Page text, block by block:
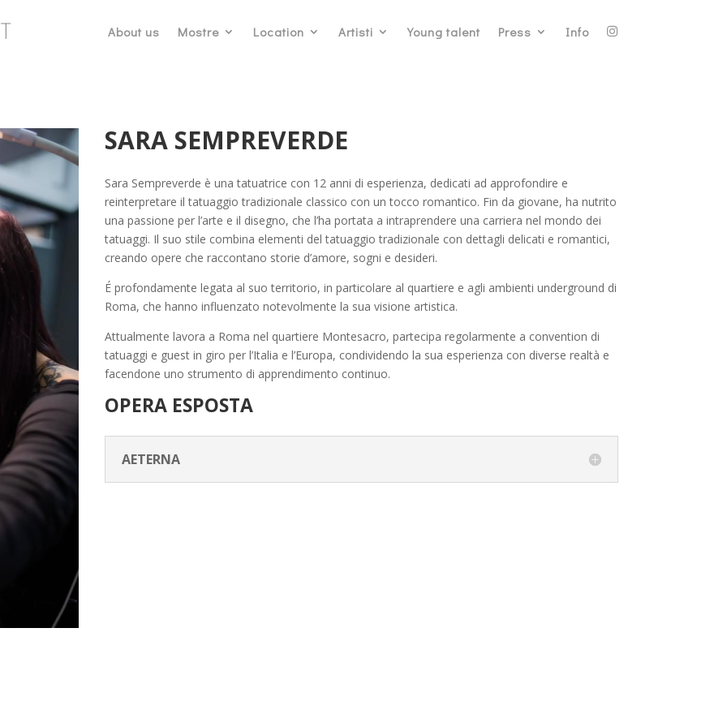
About us Mostre Location Artisti Young talent Press Info
SARA SEMPREVERDE
Sara Sempreverde è una tatuatrice con 12 anni di esperienza, dedicati ad approfondire e
reinterpretare il tatuaggio tradizionale classico con un tocco romantico. Fin da giovane, ha nutrito
una passione per l’arte e il disegno, che l’ha portata a intraprendere una carriera nel mondo dei
tatuaggi. Il suo stile combina elementi del tatuaggio tradizionale con dettagli delicati e romantici,
creando opere che raccontano storie d’amore, sogni e desideri.
É profondamente legata al suo territorio, in particolare al quartiere e agli ambienti underground di
Roma, che hanno influenzato notevolmente la sua visione artistica.
Attualmente lavora a Roma nel quartiere Montesacro, partecipa regolarmente a convention di
tatuaggi e guest in giro per l’Italia e l’Europa, condividendo la sua esperienza con diverse realtà e
facendone uno strumento di apprendimento continuo.
OPERA ESPOSTA
AETERNA